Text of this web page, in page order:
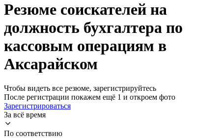
Резюме соискателей на
должность бухгалтера по
кассовым операциям в
Аксарайском
Чтобы видеть все резюме, зарегистрируйтесь
После регистрации покажем ещё 1 и откроем фото
Зарегистрироваться
За всё время
По соответствию